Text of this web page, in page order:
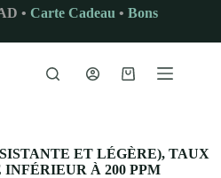
• Carte Cadeau • Bons
Panier
ET LÉGÈRE), TAUX
À 200 PPM